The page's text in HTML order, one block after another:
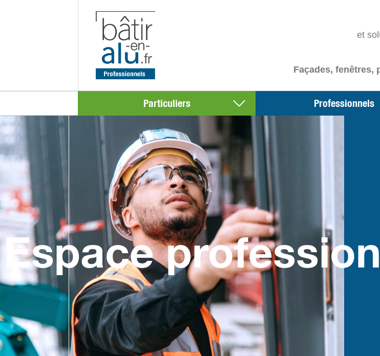
et
Façades, fenêtres,
Particuliers Professionnels
Espace